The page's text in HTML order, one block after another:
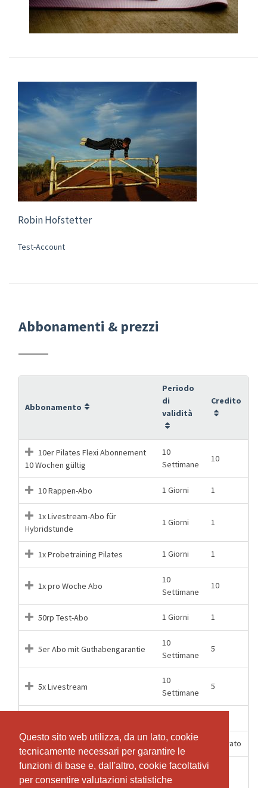
Questo sito web utilizza, da un lato, cookie
tecnicamente necessari per garantire le
funzioni di base e, dall'altro, cookie facoltativi
per consentire valutazioni statistiche
Questo sito web utilizza, da un lato, cookie
tecnicamente necessari per garantire le
funzioni di base e, dall'altro, cookie facoltativi
per consentire valutazioni statistiche
Robin Hofstetter
Test-Account
Abbonamenti & prezzi
Abbonamento
Periodo
di
validità
Credito
10er Pilates Flexi Abonnement
10 Wochen gültig
10
Settimane
10
10 Rappen-Abo 1 Giorni 1
1x Livestream-Abo für
Hybridstunde
1 Giorni 1
1x Probetraining Pilates 1 Giorni 1
1x pro Woche Abo
10
Settimane
10
50rp Test-Abo 1 Giorni 1
5er Abo mit Guthabengarantie
10
Settimane
5
5x Livestream
10
Settimane
5
12 Mesi Illimitato
Pilates Einsteiger Einzellektion
60 Min.
1 Giorni